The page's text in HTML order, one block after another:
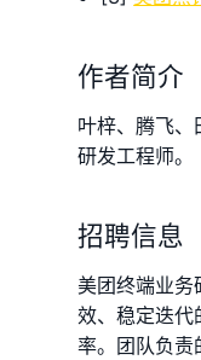
作者简介
叶梓、腾飞、
研发工程师。
招聘信息
美团终端业务
效、稳定迭代
率。团队负责